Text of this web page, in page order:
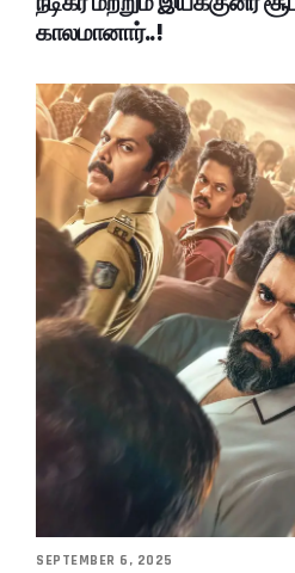
காலமானார்..!
SEPTEMBER 6, 2025